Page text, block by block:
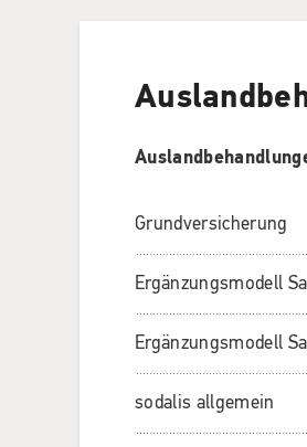
Grundversicherung
Ergänzungsmodell
Ergänzungsmodell
sodalis allgemein